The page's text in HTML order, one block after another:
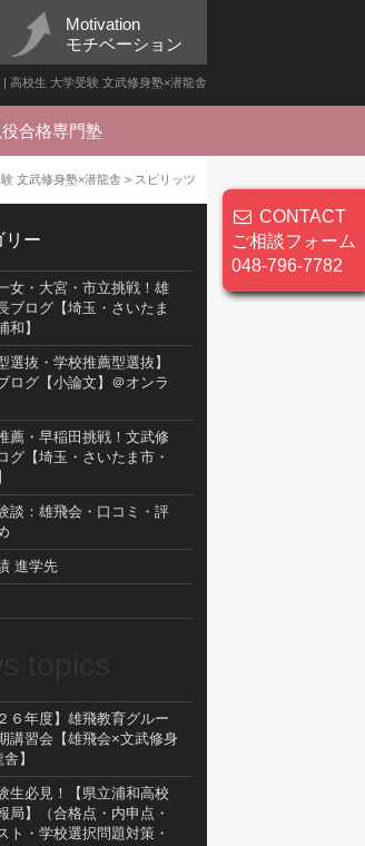
Motivation
モチベーション
高校生 大学受験 文武修身塾×潜龍舎
合格専門塾
CONTACT
ご相談フォーム
048-796-7782
文武修身塾×潜龍舎 > スピリッツ
リー
女・大宮・市立挑戦！雄
ブログ【埼玉・さいたま
和】
選抜・学校推薦型選抜】
ログ【小論文】＠オンラ
薦・早稲田挑戦！文武修
グ【埼玉・さいたま市・
談：雄飛会・口コミ・評
進学先
６年度】雄飛教育グルー
講習会【雄飛会×文武修身
】
生必見！【県立浦和高校
局】（合格点・内申点・
ト・学校選択問題対策・